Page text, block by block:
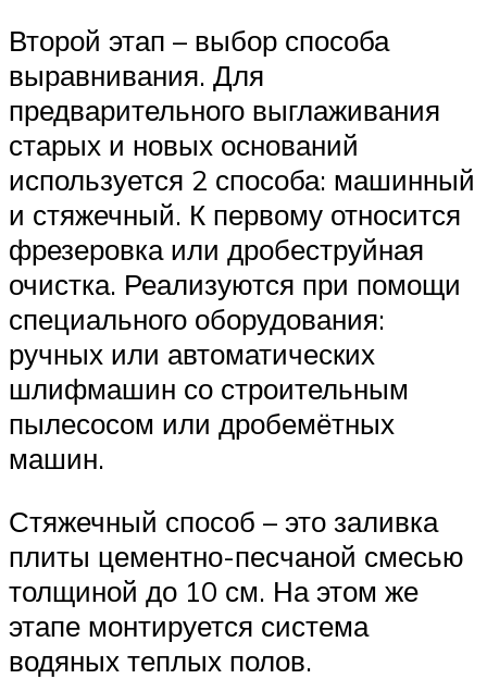
Второй этап – выбор способа
выравнивания. Для
предварительного выглаживания
старых и новых оснований
используется 2 способа: машинный
и стяжечный. К первому относится
фрезеровка или дробеструйная
очистка. Реализуются при помощи
специального оборудования:
ручных или автоматических
шлифмашин со строительным
пылесосом или дробемётных
машин.
Стяжечный способ – это заливка
плиты цементно-песчаной смесью
толщиной до 10 см. На этом же
этапе монтируется система
водяных теплых полов.